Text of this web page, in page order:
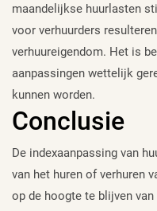
maandelijkse huurlasten
voor verhuurders
verhuureigendom. Het is
aanpassingen wettelijk
kunnen worden.
Conclusie
De indexaanpassing van
van het huren of verhuren
op de hoogte te blijven